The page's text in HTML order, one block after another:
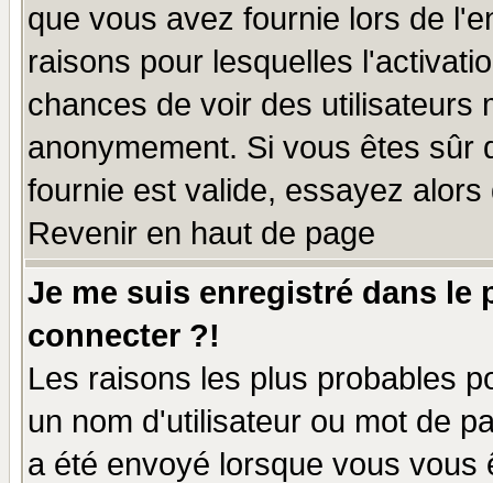
que vous avez fournie lors de
raisons pour lesquelles
chances de voir des utilisateurs
anonymement. Si vous êtes sûr
fournie est valide, essayez
Revenir en haut de page
Je me suis enregistré dans le
connecter ?!
Les raisons les plus probables
un nom d'utilisateur ou mot de
a été envoyé lorsque vous